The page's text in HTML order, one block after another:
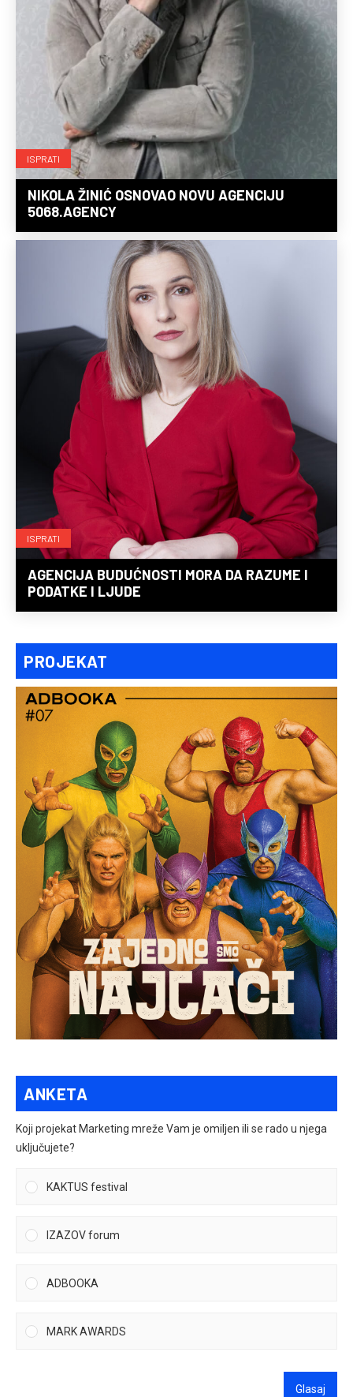
ISPRATI
NIKOLA ŽINIĆ OSNOVAO NOVU AGENCIJU
5068.AGENCY
ISPRATI
AGENCIJA BUDUĆNOSTI MORA DA RAZUME I
PODATKE I LJUDE
PROJEKAT
ANKETA
Koji projekat Marketing mreže Vam je omiljen ili se rado u njega
uključujete?
KAKTUS festival
IZAZOV forum
ADBOOKA
MARK AWARDS
Glasaj